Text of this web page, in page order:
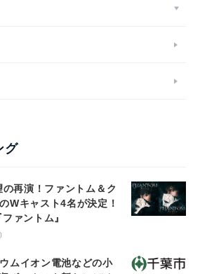
グ
再演！ファントム＆ク
Wキャスト4名が決定！
ァントム』
ムイオン電池などの小